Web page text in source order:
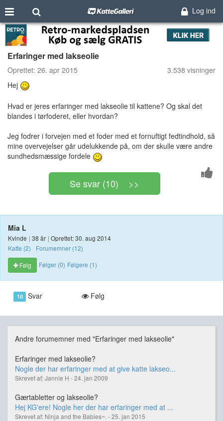
Log ind
Erfaringer med lakseolie
Oprettet: 26. apr 2015
3.538 visninger
Hej
Hvad er jeres erfaringer med lakseolie til kattene? Og skal det
blandes i tørfoderet, eller hvordan?
Jeg fodrer i forvejen med et foder med et fornuftigt fedtindhold, så
mine overvejelser går udelukkende på, om der skulle være andre
sundhedsmæssige fordele
Se svar (10) >>
Mia L
Kvinde | 38 år | Oprettet: 30. aug 2014
Katte (2)
Forumemner (12)
Følg
Følger (0) Følgere (1)
10 Svar Følg
Andre forumemner med "Erfaringer med lakseolie"
Erfaringer med lakseolie?
Nogle der har erfaringer med at give katte lakseo...
Skrevet af: Jannie H - 24. jan 2009
Gærtabletter og lakseolie?
Hej KG'ere! Nogle her der har erfaringer med at ...
Skrevet af: Ninja and the Babies~. - 25. jan 2015